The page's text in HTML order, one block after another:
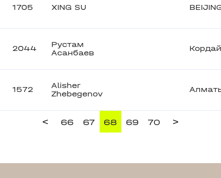
1705 XING SU
2044
Рустам
Асанбаев
Кордай
1572
Alisher
Zhebegenov
< 66 67 68 69 70 >